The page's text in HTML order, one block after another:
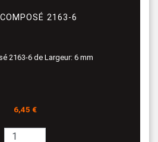
2163-6
2163-6 de Largeur: 6 mm
Prix
6,45 €